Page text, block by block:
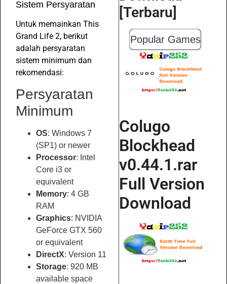
Sistem Persyaratan
Untuk memainkan This
Grand Life 2, berikut
adalah persyaratan
sistem minimum dan
rekomendasi:
Persyaratan
Minimum
OS: Windows 7
(SP1) or newer
Processor: Intel
Core i3 or
equivalent
Memory: 4 GB
RAM
Graphics: NVIDIA
GeForce GTX 560
or equivalent
DirectX: Version 11
Storage: 920 MB
available space
[Terbaru]
Popular Games
Colugo
Blockhead
v0.44.1.rar
Full Version
Download